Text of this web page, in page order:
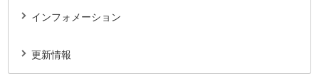
インフォメーション
更新情報